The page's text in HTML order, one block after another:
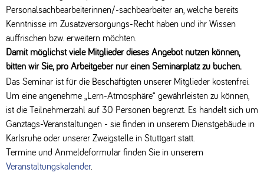
Personalsachbearbeiterinnen/-sachbearbeiter an, welche bereits
Kenntnisse im Zusatzversorgungs-Recht haben und ihr Wissen
auffrischen bzw. erweitern möchten.
Damit möglichst viele Mitglieder dieses Angebot nutzen können,
bitten wir Sie, pro Arbeitgeber nur einen Seminarplatz zu buchen.
Das Seminar ist für die Beschäftigten unserer Mitglieder kostenfrei.
Um eine angenehme „Lern-Atmosphäre“ gewährleisten zu können,
ist die Teilnehmerzahl auf 30 Personen begrenzt. Es handelt sich um
Ganztags-Veranstaltungen - sie finden in unserem Dienstgebäude in
Karlsruhe oder unserer Zweigstelle in Stuttgart statt.
Termine und Anmeldeformular finden Sie in unserem
Veranstaltungskalender.